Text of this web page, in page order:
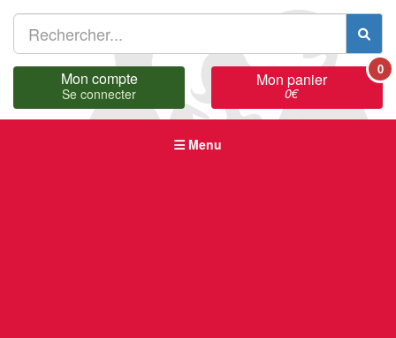
Mon compte
Se connecter
Mon panier
0€
0
Menu